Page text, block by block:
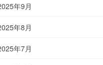
年9月
年8月
年7月